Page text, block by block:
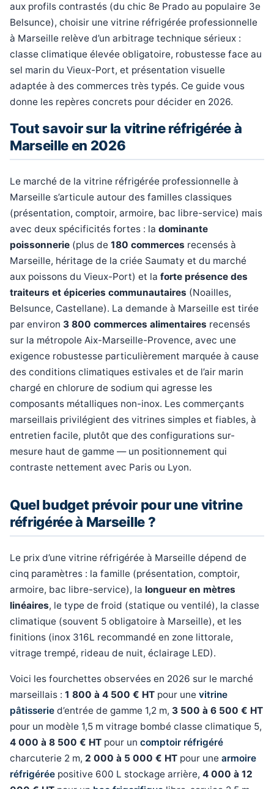
aux profils contrastés (du chic 8e Prado au populaire 3e
Belsunce), choisir une vitrine réfrigérée professionnelle
à Marseille relève d’un arbitrage technique sérieux :
classe climatique élevée obligatoire, robustesse face au
sel marin du Vieux-Port, et présentation visuelle
adaptée à des commerces très typés. Ce guide vous
donne les repères concrets pour décider en 2026.
Tout savoir sur la vitrine réfrigérée à
Marseille en 2026
Le marché de la vitrine réfrigérée professionnelle à
Marseille s’articule autour des familles classiques
(présentation, comptoir, armoire, bac libre-service) mais
avec deux spécificités fortes : la dominante
poissonnerie (plus de 180 commerces recensés à
Marseille, héritage de la criée Saumaty et du marché
aux poissons du Vieux-Port) et la forte présence des
traiteurs et épiceries communautaires (Noailles,
Belsunce, Castellane). La demande à Marseille est tirée
par environ 3 800 commerces alimentaires recensés
sur la métropole Aix-Marseille-Provence, avec une
exigence robustesse particulièrement marquée à cause
des conditions climatiques estivales et de l’air marin
chargé en chlorure de sodium qui agresse les
composants métalliques non-inox. Les commerçants
marseillais privilégient des vitrines simples et fiables, à
entretien facile, plutôt que des configurations sur-
mesure haut de gamme — un positionnement qui
contraste nettement avec Paris ou Lyon.
Quel budget prévoir pour une vitrine
réfrigérée à Marseille ?
Le prix d’une vitrine réfrigérée à Marseille dépend de
cinq paramètres : la famille (présentation, comptoir,
armoire, bac libre-service), la longueur en mètres
linéaires, le type de froid (statique ou ventilé), la classe
climatique (souvent 5 obligatoire à Marseille), et les
finitions (inox 316L recommandé en zone littorale,
vitrage trempé, rideau de nuit, éclairage LED).
Voici les fourchettes observées en 2026 sur le marché
marseillais : 1 800 à 4 500 € HT pour une vitrine
pâtisserie d’entrée de gamme 1,2 m, 3 500 à 6 500 € HT
pour un modèle 1,5 m vitrage bombé classe climatique 5,
4 000 à 8 500 € HT pour un comptoir réfrigéré
charcuterie 2 m, 2 000 à 5 000 € HT pour une armoire
réfrigérée positive 600 L stockage arrière, 4 000 à 12